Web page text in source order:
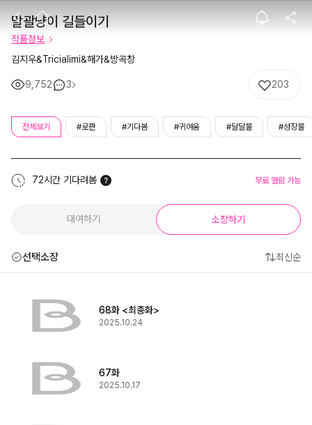
말괄냥이 길들이
말괄냥이 길들이기
작품정보
김지우&Tricialimi&해가&방곡창
9,752 3 203
전체보기 #로판 #기다봄 #귀여움 #달달물 #성장물
72시간 기다려봄 무료 열람 가능
대여하기 소장하기
선택소장 최신순
68화 <최종화>
2025.10.24
67화
2025.10.17